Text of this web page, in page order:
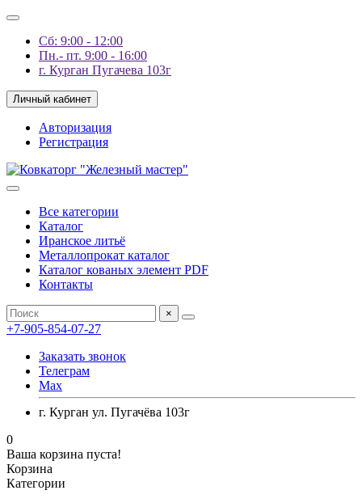
Сб: 9:00 - 12:00
Пн.- пт. 9:00 - 16:00
г. Курган Пугачева 103г
Личный кабинет
Авторизация
Регистрация
Все категории
Каталог
Иранское литьё
Металлопрокат каталог
Каталог кованых элемент PDF
Контакты
×
+7-905-854-07-27
Заказать звонок
Телеграм
Max
г. Курган ул. Пугачёва 103г
0
Ваша корзина пуста!
Корзина
Категории